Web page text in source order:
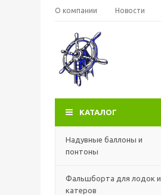
О компании Новости
КАТАЛОГ
Надувные баллоны и
понтоны
Фальшборта для лодок и
катеров